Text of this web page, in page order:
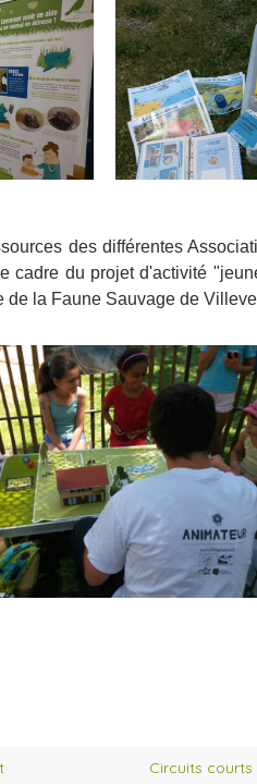
des différentes
cadre du projet d'activité
la Faune Sauvage de
Circuits